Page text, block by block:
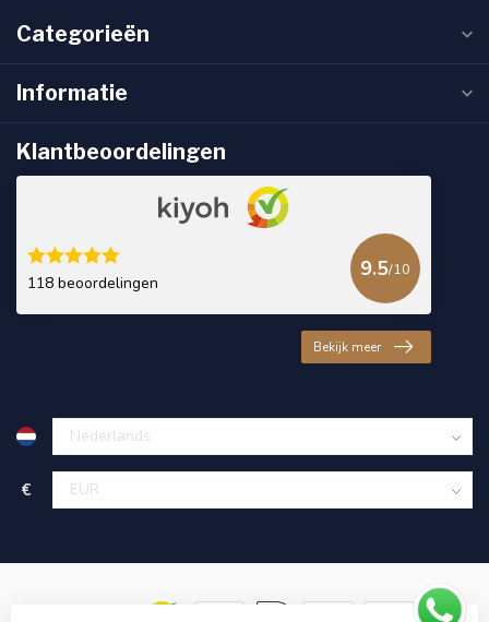
Categorieën
Informatie
Klantbeoordelingen
118 beoordelingen
9.5/10
Bekijk meer
€